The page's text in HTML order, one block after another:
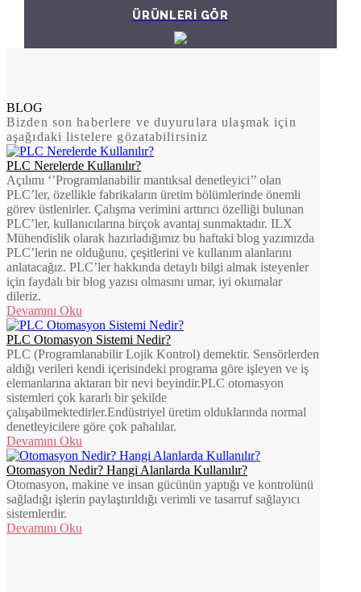
ÜRÜNLERİ GÖR
BLOG
Bizden son haberlere ve duyurulara ulaşmak için
aşağıdaki listelere gözatabilirsiniz
PLC Nerelerde Kullanılır?
Açılımı ‘’Programlanabilir mantıksal denetleyici’’ olan
PLC’ler, özellikle fabrikaların üretim bölümlerinde önemli
görev üstlenirler. Çalışma verimini arttırıcı özelliği bulunan
PLC’ler, kullanıcılarına birçok avantaj sunmaktadır. ILX
Mühendislik olarak hazırladığımız bu haftaki blog yazımızda
PLC’lerin ne olduğunu, çeşitlerini ve kullanım alanlarını
anlatacağız. PLC’ler hakkında detaylı bilgi almak isteyenler
için faydalı bir blog yazısı olmasını umar, iyi okumalar
dileriz.
Devamını Oku
PLC Otomasyon Sistemi Nedir?
PLC (Programlanabilir Lojik Kontrol) demektir. Sensörlerden
aldığı verileri kendi içerisindeki programa göre işleyen ve iş
elemanlarına aktaran bir nevi beyindir.PLC otomasyon
sistemleri çok kararlı bir şekilde
çalışabilmektedirler.Endüstriyel üretim olduklarında normal
denetleyicilere göre çok pahalılar.
Devamını Oku
Otomasyon Nedir? Hangi Alanlarda Kullanılır?
Otomasyon, makine ve insan gücünün yaptığı ve kontrolünü
sağladığı işlerin paylaştırıldığı verimli ve tasarruf sağlayıcı
sistemlerdir.
Devamını Oku